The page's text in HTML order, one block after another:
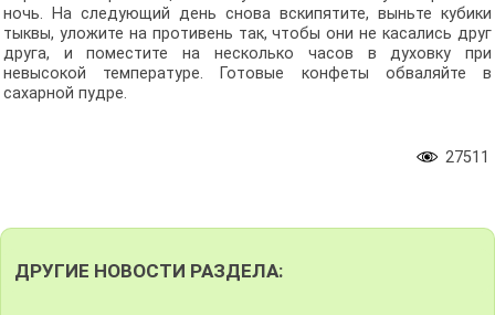
ночь. На следующий день снова вскипятите, выньте кубики
тыквы, уложите на противень так, чтобы они не касались друг
друга, и поместите на несколько часов в духовку при
невысокой температуре. Готовые конфеты обваляйте в
сахарной пудре.
27511
ДРУГИЕ НОВОСТИ РАЗДЕЛА: